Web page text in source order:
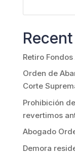
Retiro
Orden de
Corte
Prohibición
revertimos
Abogado
Demora